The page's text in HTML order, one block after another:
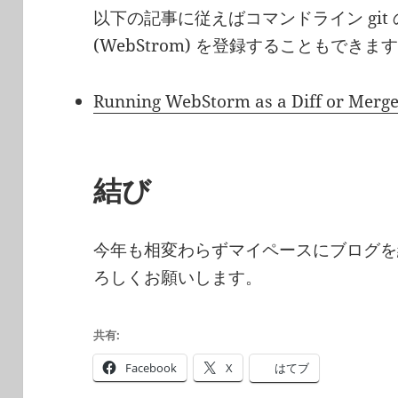
以下の記事に従えばコマンドライン
(WebStrom) を登録することもできま
Running WebStorm as a Diff or
結び
今年も相変わらずマイペースにブログ
ろしくお願いします。
共有:
Facebook X はてブ